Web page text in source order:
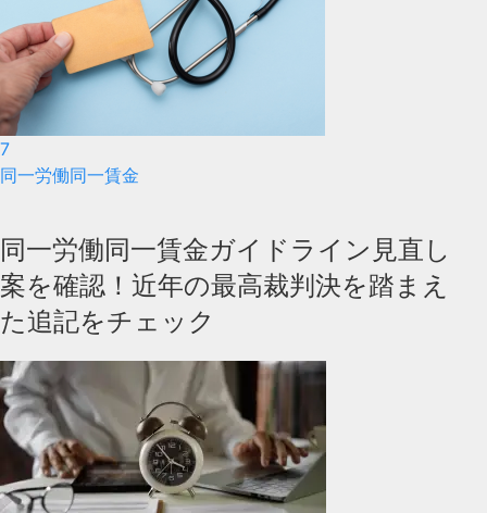
7
同一労働同一賃金
同一労働同一賃金ガイドライン見直し
案を確認！近年の最高裁判決を踏まえ
た追記をチェック